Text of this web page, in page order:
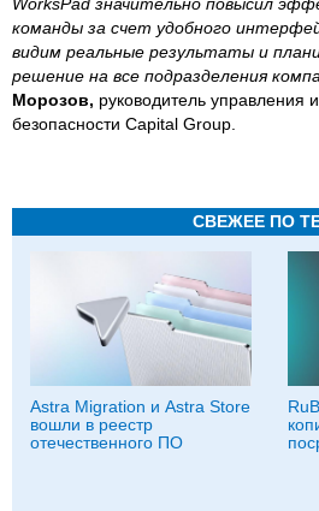
команды за счет удобного
видим реальные результаты и
решение на все подразделения
Морозов, руководитель
безопасности Capital Group.
СВЕЖЕЕ ПО
Astra Migration и Astra Store
вошли в реестр
отечественного ПО